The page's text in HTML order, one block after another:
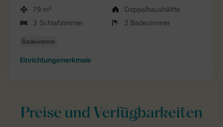
79 m²
Doppelhaushälfte
3 Schlafzimmer
2 Badezimmer
Einrichtungsmerkmale
Preise und Verfügbarkeiten